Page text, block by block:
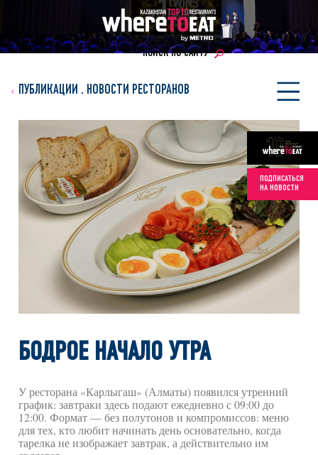
ПОИСК ПО САЙТУ
ПОДПИСАТЬСЯ
НА НОВОСТИ
ПУБЛИКАЦИИ . НОВОСТИ РЕСТОРАНОВ
БОДРОЕ НАЧАЛО УТРА
У ресторана «Карлыгаш» (Алматы) появился утренний
график: завтраки здесь подают ежедневно с 09:00 до
12:00. Формат — без полутонов и компромиссов: меню
для тех, кто любит начинать день основательно, когда
тарелка не изображает завтрак, а действительно им